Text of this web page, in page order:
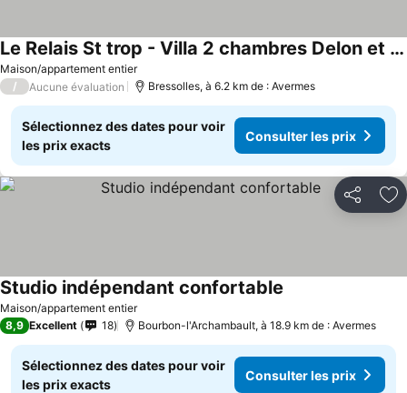
Maison/appartement entier
Le Relais St trop - Villa 2 chambres Delon et Romy
/ Aucune évaluation Bressolles, à 6.2 km de : Avermes
Sélectionnez des dates pour voir
les prix exacts
Consulter les prix
Partager
Maison/appartement entier
Studio indépendant confortable
8,9 Excellent 18 Bourbon-l'Archambault, à 18.9 km de : Avermes
Sélectionnez des dates pour voir
les prix exacts
Consulter les prix